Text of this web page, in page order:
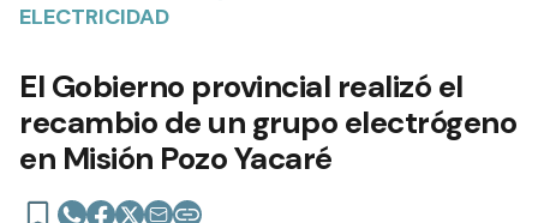
ELECTRICIDAD
El Gobierno provincial realizó el
recambio de un grupo electrógeno
en Misión Pozo Yacaré